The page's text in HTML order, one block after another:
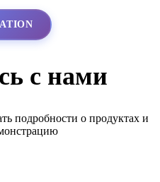
с нами
подробности о продуктах и